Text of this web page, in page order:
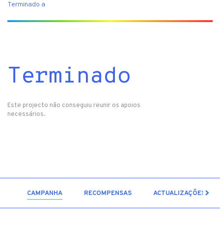
Terminado a
Terminado
Este projecto não conseguiu reunir os apoios
necessários.
CAMPANHA RECOMPENSAS ACTUALIZAÇÕES